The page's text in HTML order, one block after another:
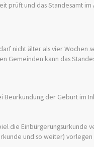
prüft und das Standesamt
nicht älter als vier Wochen
Gemeinden kann das
Beurkundung der Geburt im
die Einbürgerungsurkunde
und so weiter) vorlegen